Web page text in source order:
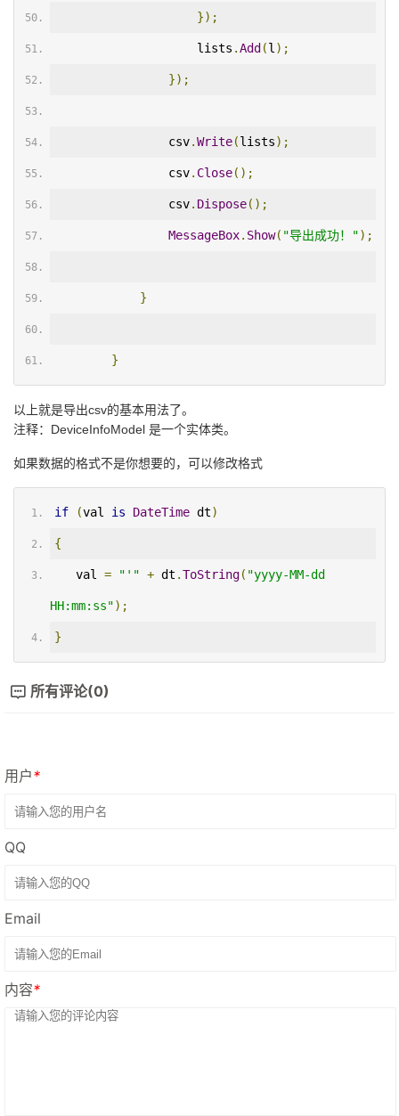
});
                    lists
.Add (l );
});
                csv
.Write(lists);
                csv
. Close();
                csv
. Dispose();
MessageBox. Show( "导出成功！");
}
}
以上就是导出csv的基本用法了。
注释：DeviceInfoModel 是一个实体类。
如果数据的格式不是你想要的，可以修改格式
if (val is DateTime dt)
{
   val
= "'" + dt .ToString( "yyyy-MM-dd
HH:mm:ss");
}
所有评论(0)
用户*
QQ
Email
内容*